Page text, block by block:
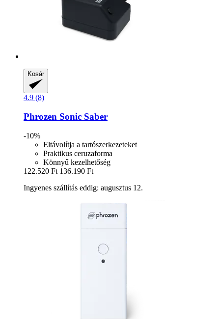
Kosár
4.9 (8)
Phrozen Sonic Saber
-10%
Eltávolítja a tartószerkezeteket
Praktikus ceruzaforma
Könnyű kezelhetőség
122.520 Ft 136.190 Ft
Ingyenes szállítás eddig: augusztus 12.